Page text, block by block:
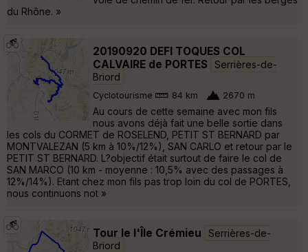
du Rhône. »
20190920 DEFI TOQUES COL
CALVAIRE de PORTES
Serrières-de-
Briord
Cyclotourisme 84 km 2670 m
Au cours de cette semaine avec mon fils
nous avons déjà fait une belle sortie dans
les cols du CORMET de ROSELEND, PETIT ST BERNARD par
MONTVALEZAN (5 km à 10%/12%), SAN CARLO et retour par le
PETIT ST BERNARD. L?objectif était surtout de faire le col de
SAN MARCO (10 km - moyenne : 10,5% avec des passages à
12%/14%). Etant chez mon fils pas trop loin du col de PORTES,
nous continuons not »
Tour le l'Île Crémieu
Serrières-de-
Briord